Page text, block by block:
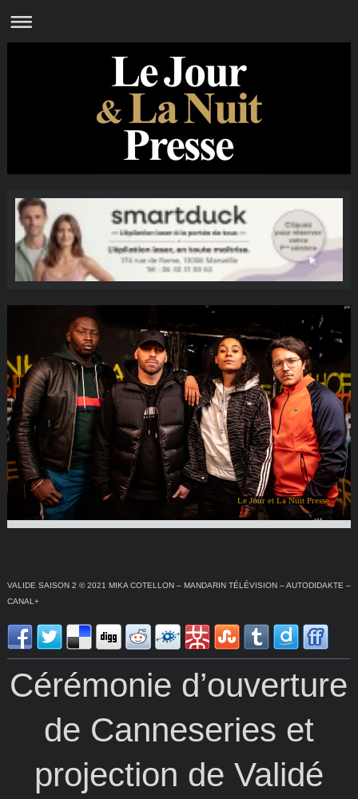
Le Jour et La Nuit Presse
VALIDE SAISON 2 © 2021 MIKA COTELLON – MANDARIN TÉLÉVISION – AUTODIDAKTE –
CANAL+
Cérémonie d’ouverture
de Canneseries et
projection de Validé